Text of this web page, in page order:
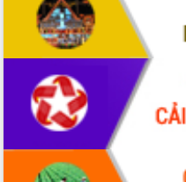
công tác cải cách hành chính mô hình
UBND tỉnh họp báo định kỳ tháng 4
năm 2026
Hội thảo khoa học “Giải pháp thúc đẩy
phát triển nền kinh tế xanh tại tỉnh
Đắk Lắk”
Tăng cường giám sát, đôn đốc thực
hiện nhiệm vụ quản lý tài sản công
hàng tuần